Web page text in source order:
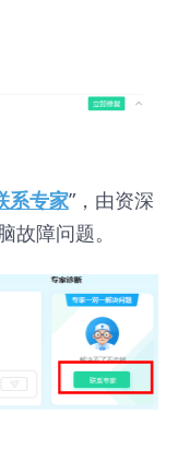
系专家”，由资深
故障问题。